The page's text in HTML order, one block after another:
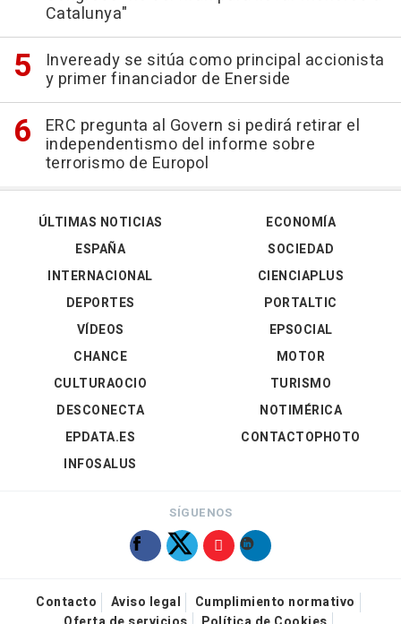
Catalunya"
Inveready se sitúa como principal accionista
y primer financiador de Enerside
ERC pregunta al Govern si pedirá retirar el
independentismo del informe sobre
terrorismo de Europol
ÚLTIMAS NOTICIAS
ESPAÑA
INTERNACIONAL
DEPORTES
VÍDEOS
ECONOMÍA
SOCIEDAD
CIENCIAPLUS
PORTALTIC
EPSOCIAL
CHANCE
CULTURAOCIO
DESCONECTA
EPDATA.ES
INFOSALUS
MOTOR
TURISMO
NOTIMÉRICA
CONTACTOPHOTO
SÍGUENOS
Contacto Aviso legal
Cumplimiento normativo